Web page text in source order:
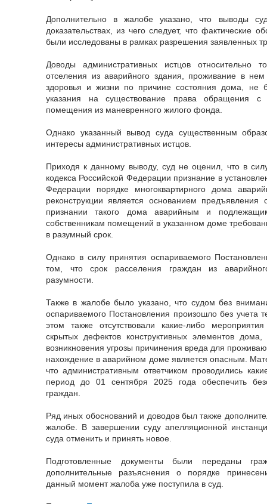
Дополнительно в жалобе указано, что выводы
доказательствах, из чего следует, что фактические
были исследованы в рамках разрешения заявленных
Доводы административных истцов относительно
отселения из аварийного здания, проживание в
здоровья и жизни по причине состояния дома, не
указания на существование права обращения с
помещения из маневренного жилого фонда.
Однако указанный вывод суда существенным
интересы административных истцов.
Приходя к данному выводу, суд не оценил, что в
кодекса Российской Федерации признание в
Федерации порядке многоквартирного дома
реконструкции является основанием
признании такого дома аварийным и
собственникам помещений в указанном доме
в разумный срок.
Однако в силу принятия оспариваемого
том, что срок расселения граждан из
разумности.
Также в жалобе было указано, что судом без
оспариваемого Постановления произошло без учета
этом также отсутствовали какие-либо
скрытых дефектов конструктивных элементов дома,
возникновения угрозы причинения вреда для
нахождение в аварийном доме является опасным.
что административным ответчиком проводились
период до 01 сентября 2025 года обеспечить
граждан.
Ряд иных обоснований и доводов был также
жалобе. В завершении суду апелляционной
суда отменить и принять новое.
Подготовленные документы были переданы
дополнительные разъяснения о порядке
данный момент жалоба уже поступила в суд.